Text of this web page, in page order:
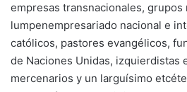
empresas transnacionales, grupos
lumpenempresariado nacional e
católicos, pastores evangélicos,
de Naciones Unidas, izquierdistas
mercenarios y un larguísimo